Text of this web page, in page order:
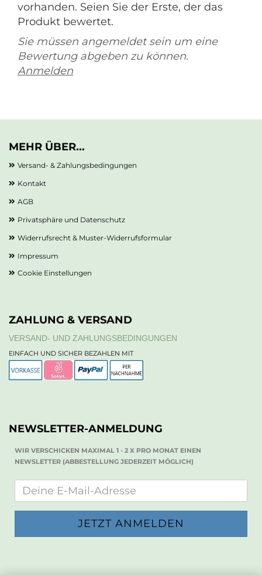
vorhanden. Seien Sie der Erste, der das
Produkt bewertet.
Sie müssen angemeldet sein um eine
Bewertung abgeben zu können.
Anmelden
MEHR ÜBER...
Versand- & Zahlungsbedingungen
Kontakt
AGB
Privatsphäre und Datenschutz
Widerrufsrecht & Muster-Widerrufsformular
Impressum
Cookie Einstellungen
ZAHLUNG & VERSAND
VERSAND- UND ZAHLUNGSBEDINGUNGEN
EINFACH UND SICHER BEZAHLEN MIT
NEWSLETTER-ANMELDUNG
WIR VERSCHICKEN MAXIMAL 1 - 2 X PRO MONAT EINEN
NEWSLETTER (ABBESTELLUNG JEDERZEIT MÖGLICH)